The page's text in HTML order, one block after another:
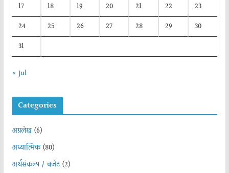
17
18 19 20 21 22
23
24
25 26 27 28 29
30
31
« Jul
Categories
अग्रलेख(6)
अध्यात्मिक(80)
अर्थसंकल्प / बजेट(2)